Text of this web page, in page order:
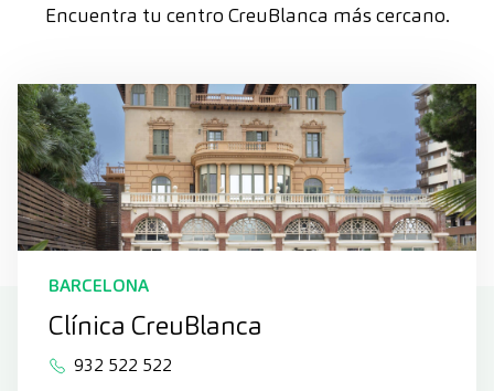
Encuentra tu centro CreuBlanca más cercano.
BARCELONA
Clínica CreuBlanca
932 522 522